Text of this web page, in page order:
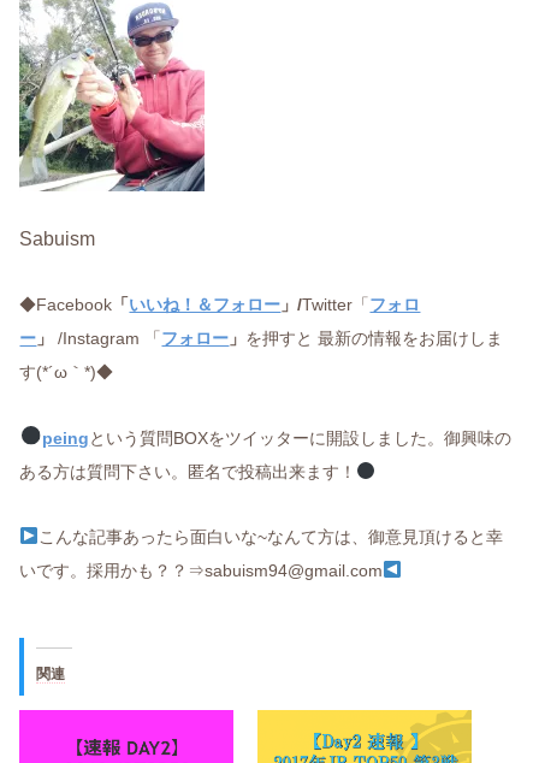
Sabuism
◆Facebook 「 いいね！＆フォロー 」/Twitter「 フォロ
ー 」/Instagram 「 フォロー 」 を押すと 最新の情報をお届けしま
す(*´ω｀*)◆
peingという質問BOXをツイッターに開設しました。御興味の
ある方は質問下さい。匿名で投稿出来ます！
こんな記事あったら面白いな~なんて方は、御意見頂けると幸
いです。採用かも？？⇒sabuism94@gmail.com
関連